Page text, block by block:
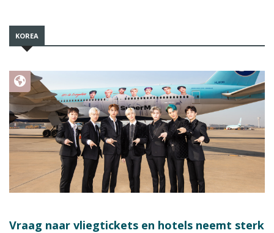
KOREA
Vraag naar vliegtickets en hotels neemt sterk